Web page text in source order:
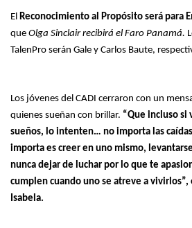
El Reconocimiento al Propósito será para
que Olga Sinclair recibirá el Faro Panamá.
TalenPro serán Gale y Carlos Baute,
Los jóvenes del CADI cerraron con un
quienes sueñan con brillar. “Que incluso si
sueños, lo intenten… no importa las
importa es creer en uno mismo,
nunca dejar de luchar por lo que te
cumplen cuando uno se atreve a vivirlos”,
Isabela.